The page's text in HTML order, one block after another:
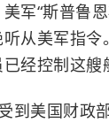
军“斯普鲁
从美军指令
经控制这艘
美国财政